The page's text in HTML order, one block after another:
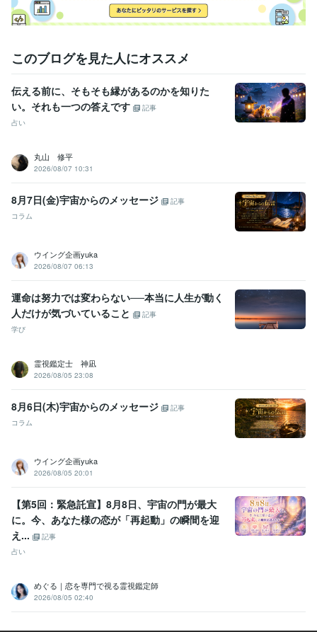
このブログを見た人にオススメ
伝える前に、そもそも縁があるのかを知りた
い。それも一つの答えです
記事
占い
丸山 修平
2026/08/07 10:31
8月7日(金)宇宙からのメッセージ
記事
コラム
ウイング企画yuka
2026/08/07 06:13
運命は努力では変わらない──本当に人生が動く
人だけが気づいていること
記事
学び
霊視鑑定士 神凪
2026/08/05 23:08
8月6日(木)宇宙からのメッセージ
記事
コラム
ウイング企画yuka
2026/08/05 20:01
【第5回：緊急託宣】8月8日、宇宙の門が最大
に。今、あなた様の恋が「再起動」の瞬間を迎
え...
記事
占い
めぐる｜恋を専門で視る霊視鑑定師
2026/08/05 02:40